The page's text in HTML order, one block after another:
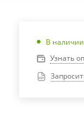
В наличии
Узнать